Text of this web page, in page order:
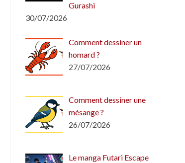
Gurashi
30/07/2026
Comment dessiner un
homard ?
27/07/2026
Comment dessiner une
mésange ?
26/07/2026
Le manga Futari Escape